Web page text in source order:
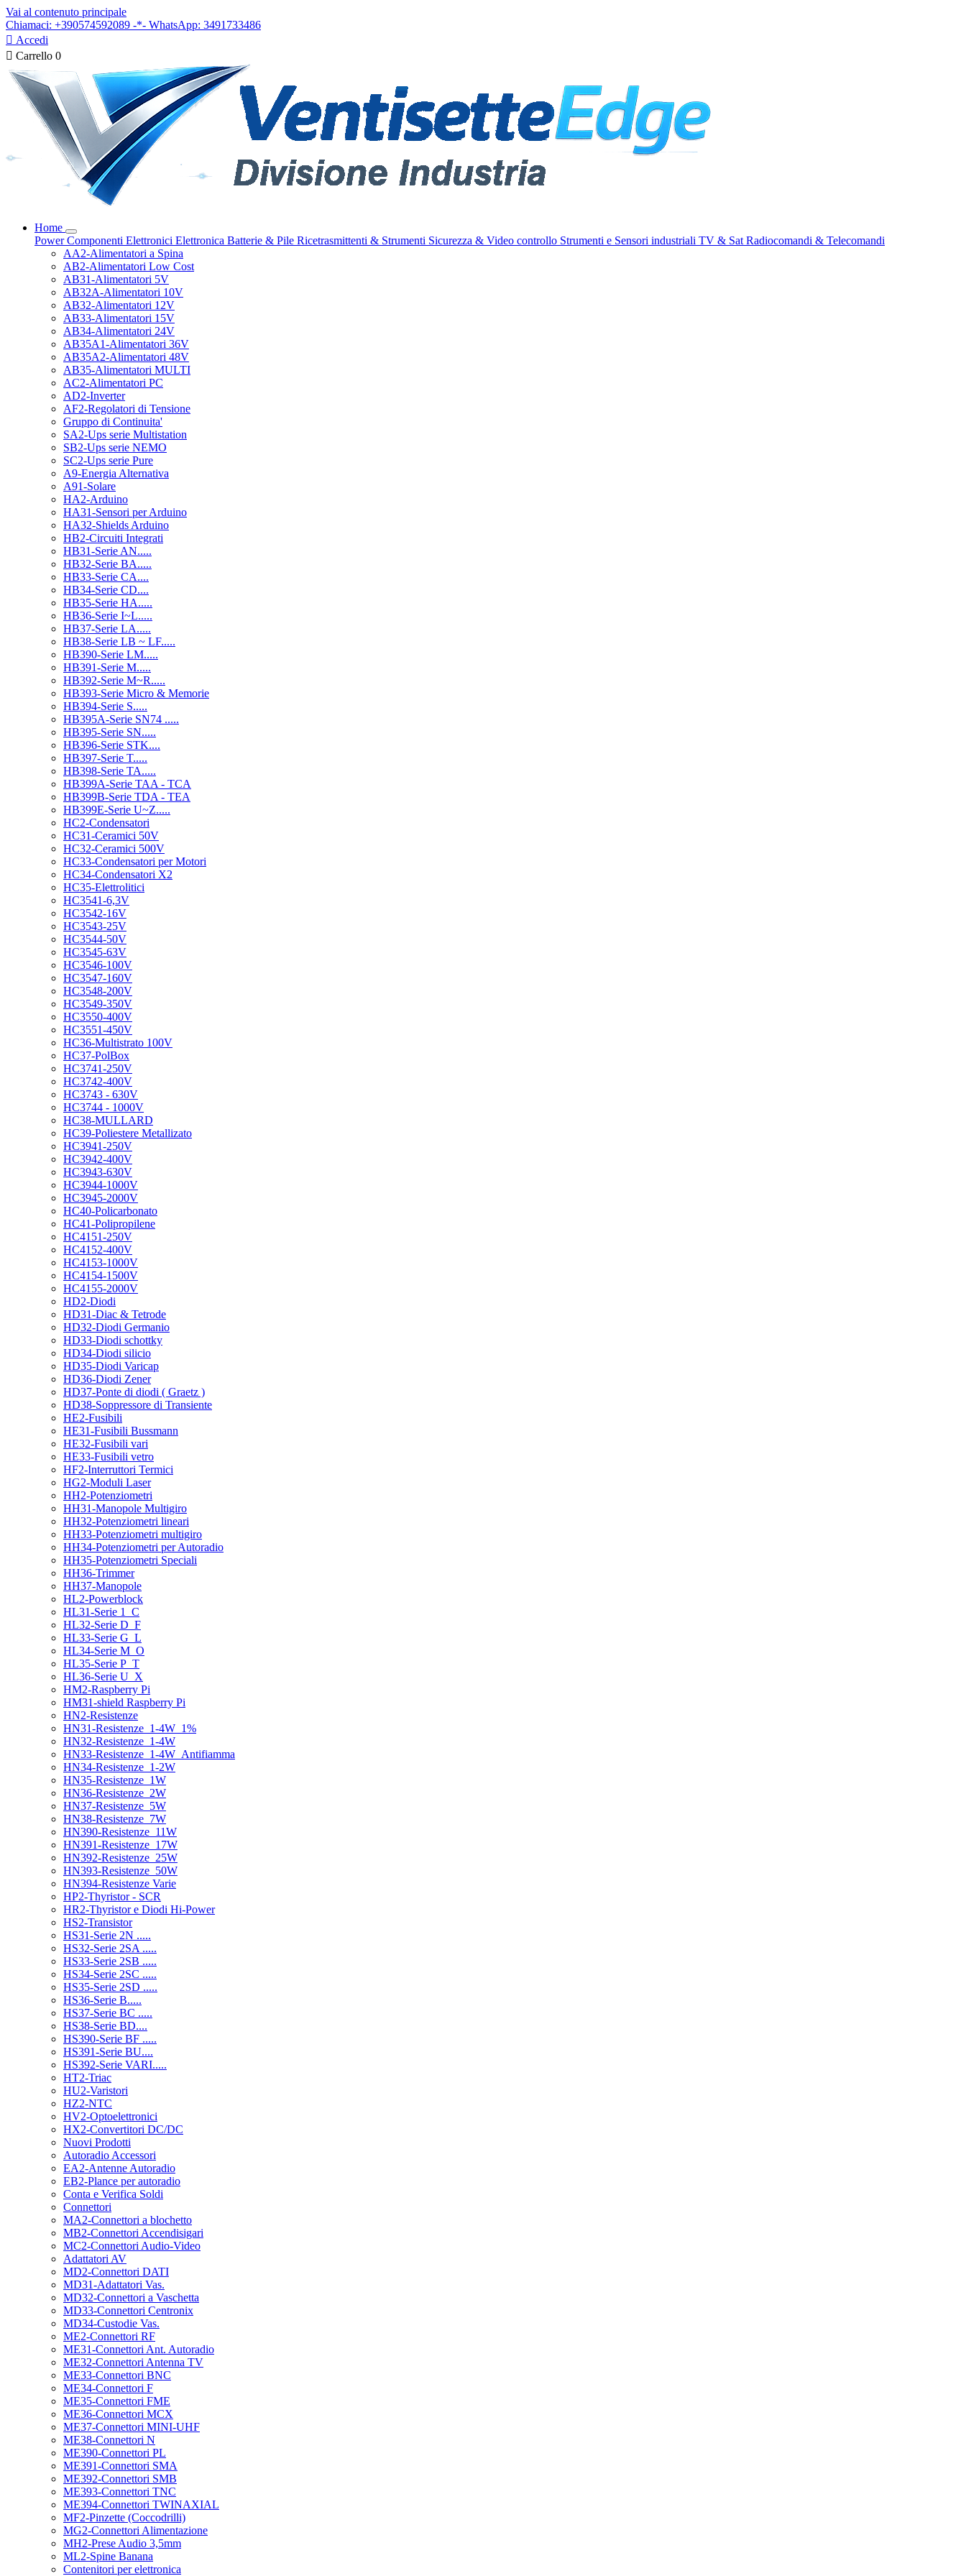
Vai al contenuto principale
Chiamaci: +390574592089 -*- WhatsApp: 3491733486
 Accedi
 Carrello 0
Home
PowerComponenti Elettronici Elettronica Batterie & Pile Ricetrasmittenti & Strumenti Sicurezza & Video controllo Strumenti e Sensori industriali TV & Sat Radiocomandi & Telecomandi
AA2-Alimentatori a Spina
AB2-Alimentatori Low Cost
AB31-Alimentatori 5V
AB32A-Alimentatori 10V
AB32-Alimentatori 12V
AB33-Alimentatori 15V
AB34-Alimentatori 24V
AB35A1-Alimentatori 36V
AB35A2-Alimentatori 48V
AB35-Alimentatori MULTI
AC2-Alimentatori PC
AD2-Inverter
AF2-Regolatori di Tensione
Gruppo di Continuita'
SA2-Ups serie Multistation
SB2-Ups serie NEMO
SC2-Ups serie Pure
A9-Energia Alternativa
A91-Solare
HA2-Arduino
HA31-Sensori per Arduino
HA32-Shields Arduino
HB2-Circuiti Integrati
HB31-Serie AN.....
HB32-Serie BA.....
HB33-Serie CA....
HB34-Serie CD....
HB35-Serie HA.....
HB36-Serie I~L.....
HB37-Serie LA.....
HB38-Serie LB ~ LF.....
HB390-Serie LM.....
HB391-Serie M.....
HB392-Serie M~R.....
HB393-Serie Micro & Memorie
HB394-Serie S.....
HB395A-Serie SN74 .....
HB395-Serie SN.....
HB396-Serie STK....
HB397-Serie T.....
HB398-Serie TA.....
HB399A-Serie TAA - TCA
HB399B-Serie TDA - TEA
HB399E-Serie U~Z.....
HC2-Condensatori
HC31-Ceramici 50V
HC32-Ceramici 500V
HC33-Condensatori per Motori
HC34-Condensatori X2
HC35-Elettrolitici
HC3541-6,3V
HC3542-16V
HC3543-25V
HC3544-50V
HC3545-63V
HC3546-100V
HC3547-160V
HC3548-200V
HC3549-350V
HC3550-400V
HC3551-450V
HC36-Multistrato 100V
HC37-PolBox
HC3741-250V
HC3742-400V
HC3743 - 630V
HC3744 - 1000V
HC38-MULLARD
HC39-Poliestere Metallizato
HC3941-250V
HC3942-400V
HC3943-630V
HC3944-1000V
HC3945-2000V
HC40-Policarbonato
HC41-Polipropilene
HC4151-250V
HC4152-400V
HC4153-1000V
HC4154-1500V
HC4155-2000V
HD2-Diodi
HD31-Diac & Tetrode
HD32-Diodi Germanio
HD33-Diodi schottky
HD34-Diodi silicio
HD35-Diodi Varicap
HD36-Diodi Zener
HD37-Ponte di diodi ( Graetz )
HD38-Soppressore di Transiente
HE2-Fusibili
HE31-Fusibili Bussmann
HE32-Fusibili vari
HE33-Fusibili vetro
HF2-Interruttori Termici
HG2-Moduli Laser
HH2-Potenziometri
HH31-Manopole Multigiro
HH32-Potenziometri lineari
HH33-Potenziometri multigiro
HH34-Potenziometri per Autoradio
HH35-Potenziometri Speciali
HH36-Trimmer
HH37-Manopole
HL2-Powerblock
HL31-Serie 1_C
HL32-Serie D_F
HL33-Serie G_L
HL34-Serie M_O
HL35-Serie P_T
HL36-Serie U_X
HM2-Raspberry Pi
HM31-shield Raspberry Pi
HN2-Resistenze
HN31-Resistenze_1-4W_1%
HN32-Resistenze_1-4W
HN33-Resistenze_1-4W_Antifiamma
HN34-Resistenze_1-2W
HN35-Resistenze_1W
HN36-Resistenze_2W
HN37-Resistenze_5W
HN38-Resistenze_7W
HN390-Resistenze_11W
HN391-Resistenze_17W
HN392-Resistenze_25W
HN393-Resistenze_50W
HN394-Resistenze Varie
HP2-Thyristor - SCR
HR2-Thyristor e Diodi Hi-Power
HS2-Transistor
HS31-Serie 2N .....
HS32-Serie 2SA .....
HS33-Serie 2SB .....
HS34-Serie 2SC .....
HS35-Serie 2SD .....
HS36-Serie B.....
HS37-Serie BC .....
HS38-Serie BD....
HS390-Serie BF .....
HS391-Serie BU....
HS392-Serie VARI.....
HT2-Triac
HU2-Varistori
HZ2-NTC
HV2-Optoelettronici
HX2-Convertitori DC/DC
Nuovi Prodotti
Autoradio Accessori
EA2-Antenne Autoradio
EB2-Plance per autoradio
Conta e Verifica Soldi
Connettori
MA2-Connettori a blochetto
MB2-Connettori Accendisigari
MC2-Connettori Audio-Video
Adattatori AV
MD2-Connettori DATI
MD31-Adattatori Vas.
MD32-Connettori a Vaschetta
MD33-Connettori Centronix
MD34-Custodie Vas.
ME2-Connettori RF
ME31-Connettori Ant. Autoradio
ME32-Connettori Antenna TV
ME33-Connettori BNC
ME34-Connettori F
ME35-Connettori FME
ME36-Connettori MCX
ME37-Connettori MINI-UHF
ME38-Connettori N
ME390-Connettori PL
ME391-Connettori SMA
ME392-Connettori SMB
ME393-Connettori TNC
ME394-Connettori TWINAXIAL
MF2-Pinzette (Coccodrilli)
MG2-Connettori Alimentazione
MH2-Prese Audio 3,5mm
ML2-Spine Banana
Contenitori per elettronica